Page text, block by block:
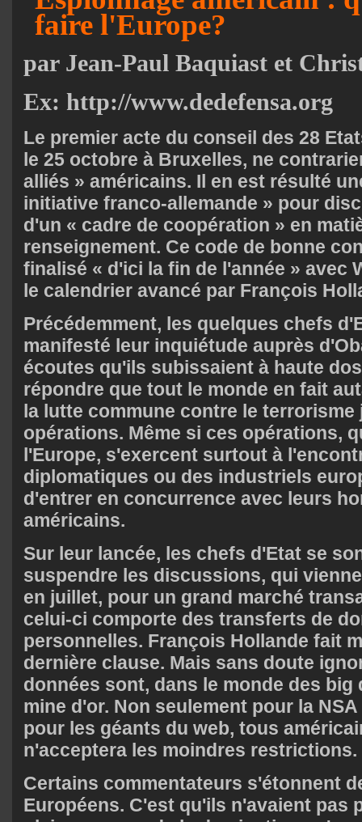
faire l'Europe?
par Jean-Paul Baquiast et
Ex: http://www.dedefensa.org
Le premier acte du conseil des 28
le 25 octobre à Bruxelles, ne
alliés » américains. Il en est résulté
initiative franco-allemande » pour
d'un « cadre de coopération » en
renseignement. Ce code de bonne
finalisé « d'ici la fin de l'année » avec
le calendrier avancé par François
Précédemment, les quelques chefs
manifesté leur inquiétude auprès
écoutes qu'ils subissaient à haute
répondre que tout le monde en fait
la lutte commune contre le
opérations. Même si ces opérations,
l'Europe, s'exercent surtout à
diplomatiques ou des industriels
d'entrer en concurrence avec leurs
américains.
Sur leur lancée, les chefs d'Etat se
suspendre les discussions, qui
en juillet, pour un grand marché
celui-ci comporte des transferts de
personnelles. François Hollande fait
dernière clause. Mais sans doute
données sont, dans le monde des big
mine d'or. Non seulement pour la
pour les géants du web, tous
n'acceptera les moindres restrictions.
Certains commentateurs s'étonnent
Européens. C'est qu'ils n'avaient pas